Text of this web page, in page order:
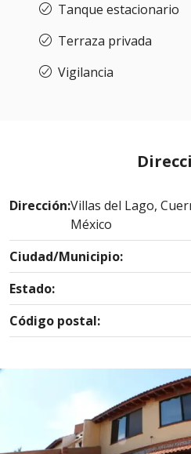
Tanque estacionario
Terraza privada
Vigilancia
Dirección:Villas del Lago,
México
Ciudad/Municipio:
Estado:
Código postal: